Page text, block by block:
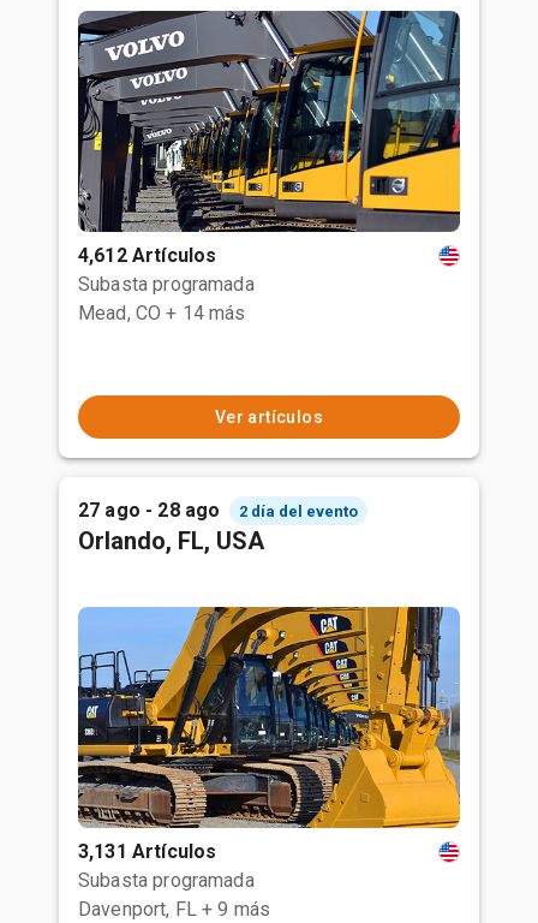
4,612 Artículos
Subasta programada
Mead, CO + 14 más
Ver artículos
27 ago - 28 ago 2 día del evento
Orlando, FL, USA
3,131 Artículos
Subasta programada
Davenport, FL + 9 más